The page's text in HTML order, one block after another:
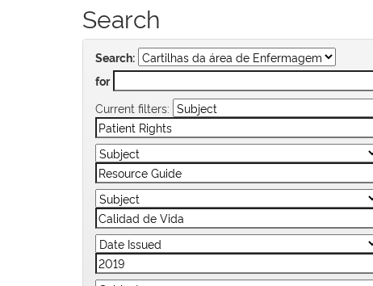
Search
Search:
for
Current filters: